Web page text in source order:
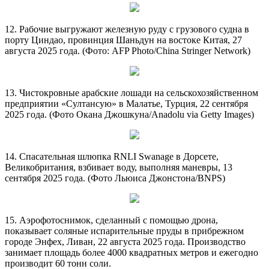
12. Рабочие выгружают железную руду с грузового судна в
порту Циндао, провинция Шаньдун на востоке Китая, 27
августа 2025 года. (Фото: AFP Photo/China Stringer Network)
13. Чистокровные арабские лошади на сельскохозяйственном
предприятии «Султансую» в Малатье, Турция, 22 сентября
2025 года. (Фото Окана Джошкуна/Anadolu via Getty Images)
14. Спасательная шлюпка RNLI Swanage в Дорсете,
Великобритания, взбивает воду, выполняя маневры, 13
сентября 2025 года. (Фото Льюиса Джонстона/BNPS)
15. Аэрофотоснимок, сделанный с помощью дрона,
показывает соляные испарительные пруды в прибрежном
городе Энфех, Ливан, 22 августа 2025 года. Производство
занимает площадь более 4000 квадратных метров и ежегодно
производит 60 тонн соли.